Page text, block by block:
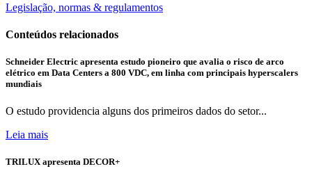
Legislação, normas & regulamentos
Conteúdos relacionados
Schneider Electric apresenta estudo pioneiro que avalia o risco de arco
elétrico em Data Centers a 800 VDC, em linha com principais hyperscalers
mundiais
O estudo providencia alguns dos primeiros dados do setor...
Leia mais
TRILUX apresenta DECOR+